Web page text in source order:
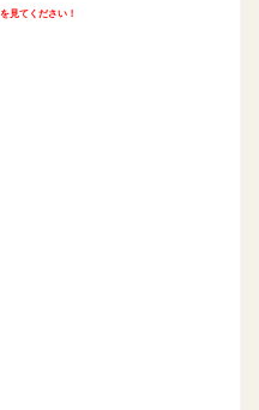
を見てください！